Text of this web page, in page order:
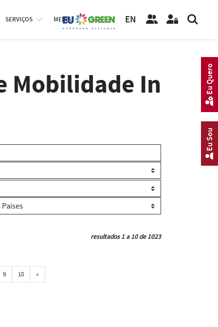
SERVIÇOS MEDIA EN
Mobilidade In
resultados 1 a 10 de 1023
9 10 »Próxima
Eu Sou
Eu Quero